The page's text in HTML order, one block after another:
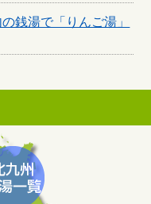
銭湯で「りんご湯」